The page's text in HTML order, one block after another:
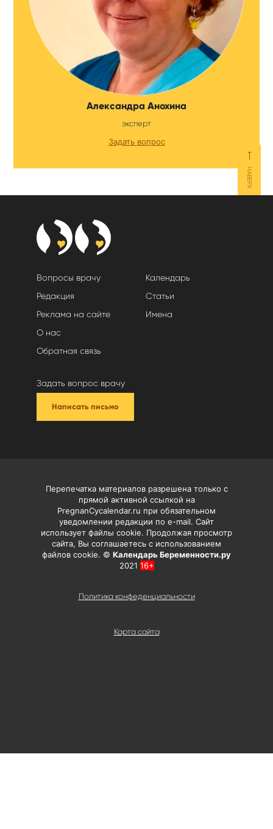
Александра Анохина
эксперт
Задать вопрос
⟵
НАВЕРХ
Вопросы врачу
Редакция
Реклама на сайте
О нас
Обратная связь
Календарь
Статьи
Имена
Задать вопрос врачу
Написать письмо
Карта сайта
Перепечатка материалов разрешена только с
прямой активной ссылкой на
PregnanCycalendar.ru при обязательном
уведомлении редакции по e-mail. Сайт
использует файлы cookie. Продолжая просмотр
сайта, Вы соглашаетесь с использованием
файлов cookie. © Календарь Беременности.ру
2021 16+
Политика конфеденциальности